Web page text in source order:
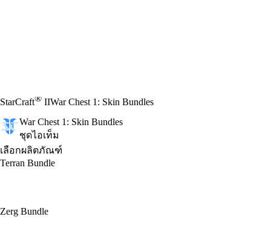
StarCraft® IIWar Chest 1: Skin Bundles
War Chest 1: Skin Bundles
ชุดไอเท็ม
เลือกผลิตภัณฑ์
Terran Bundle
Zerg Bundle